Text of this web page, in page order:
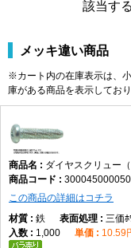
該当す
メッキ違い商品
※カート内の在庫表示は、
庫がある商品を表示しており
ダイヤスクリュー
この商品の詳細はコチラ
鉄
三価
1,000
10.59